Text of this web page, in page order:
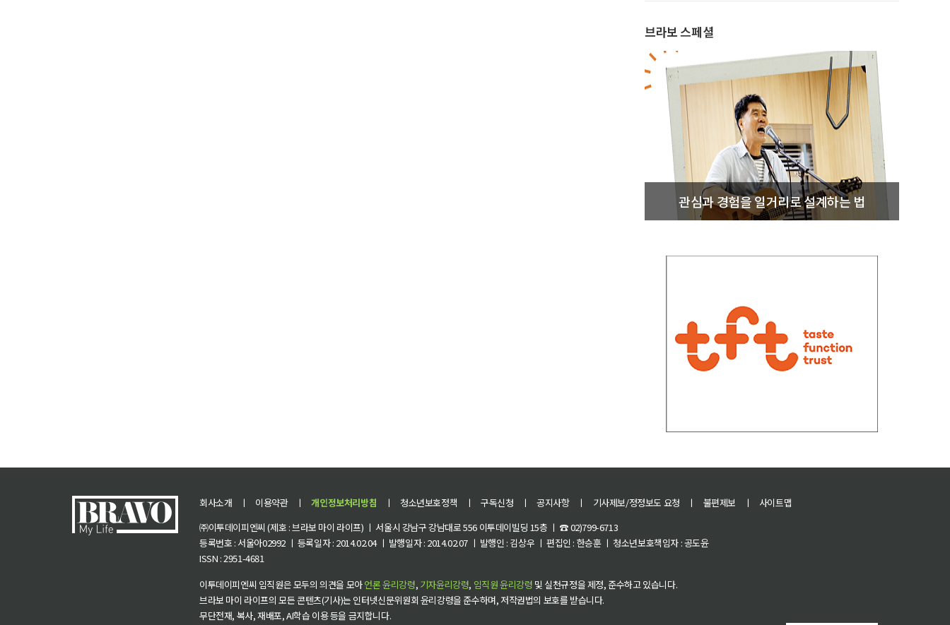
브라보 스페셜
관심과 경험을 일거리로 설계하는 법
회사소개 ㅣ 이용약관 ㅣ 개인정보처리방침 ㅣ 청소년보호정책 ㅣ 구독신청 ㅣ 공지사항 ㅣ 기사제보/정정보도 요청 ㅣ 불편제보 ㅣ
사이트맵
㈜이투데이피엔씨 (제호 : 브라보 마이 라이프) ㅣ 서울시 강남구 강남대로 556 이투데이빌딩 15층 ㅣ ☎ 02)799-6713
등록번호 : 서울아02992 ㅣ 등록일자 : 2014.02.04 ㅣ 발행일자 : 2014.02.07 ㅣ 발행인 : 김상우 ㅣ 편집인 : 한승훈 ㅣ 청소년보호책임자 : 공도윤
ISSN : 2951-4681
이투데이피엔씨 임직원은 모두의 의견을 모아언론 윤리강령, 기자윤리강령, 임직원 윤리강령 및 실천규정을 제정, 준수하고 있습니다.
브라보 마이 라이프의 모든 콘텐츠(기사)는 인터넷신문위원회 윤리강령을 준수하며, 저작권법의 보호를 받습니다.
무단전재, 복사, 재배포, AI학습 이용 등을 금지합니다.